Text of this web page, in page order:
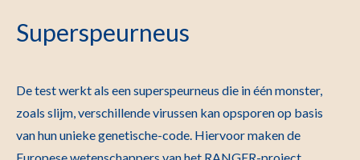
Superspeurneus
De test werkt als een superspeurneus die in één monster,
zoals slijm, verschillende virussen kan opsporen op basis
van hun unieke genetische-code. Hiervoor maken de